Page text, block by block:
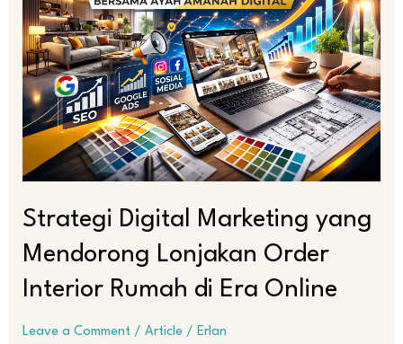
Strategi Digital Marketing yang
Mendorong Lonjakan Order
Interior Rumah di Era Online
Leave a Comment / Article/ Erlan
yang
Mendorong
Lonjakan
Order
Interior
Rumah
di
Online